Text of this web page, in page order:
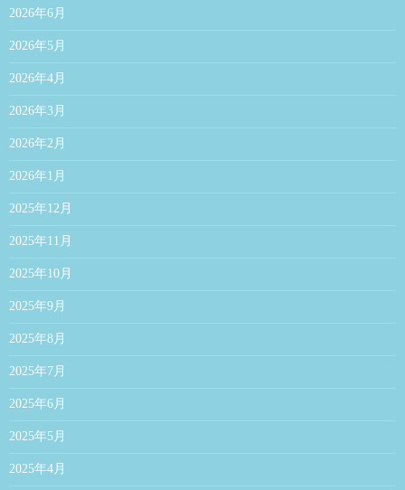
2026年6月
2026年5月
2026年4月
2026年3月
2026年2月
2026年1月
2025年12月
2025年11月
2025年10月
2025年9月
2025年8月
2025年7月
2025年6月
2025年5月
2025年4月